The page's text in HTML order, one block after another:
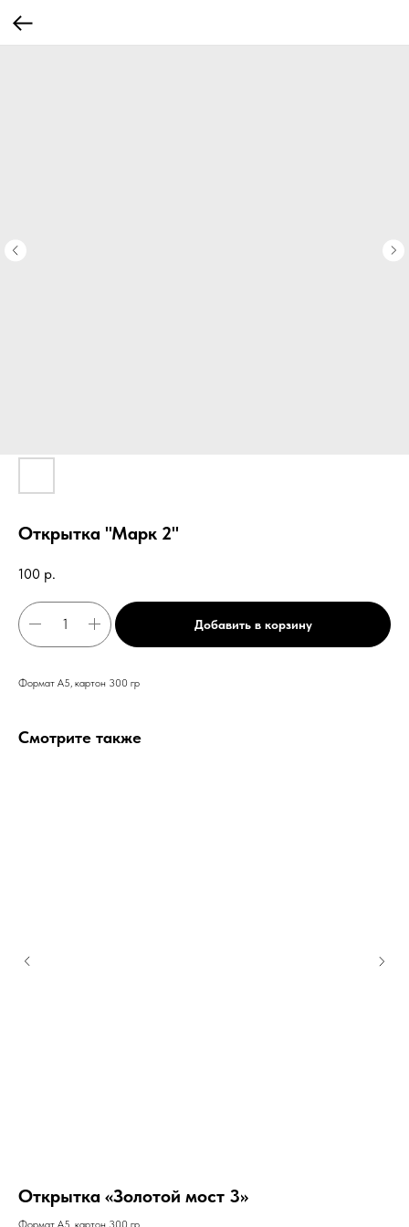
Открытка "Марк 2"
100 р.
Добавить в корзину
Формат А5, картон 300 гр
Смотрите также
Открытка «Золотой мост 3»
Формат А5, картон 300 гр